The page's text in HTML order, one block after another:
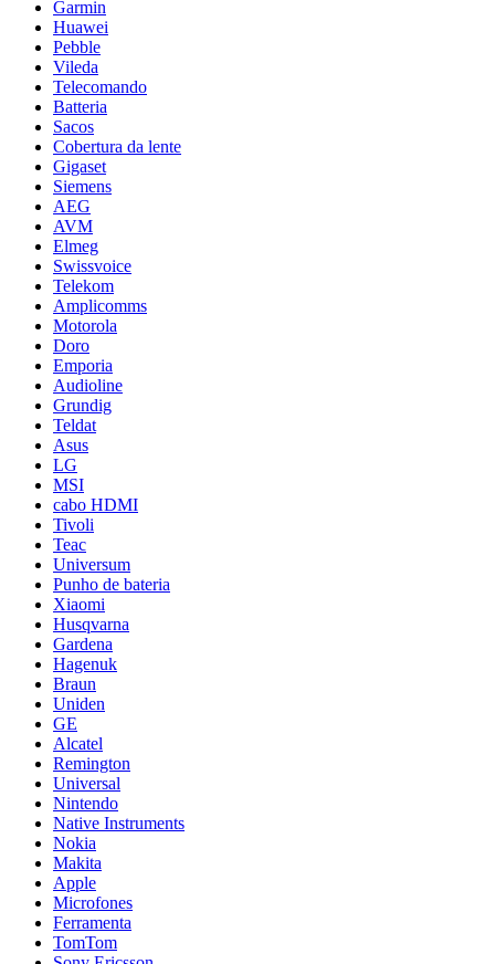
Garmin
Huawei
Pebble
Vileda
Telecomando
Batteria
Sacos
Cobertura da lente
Gigaset
Siemens
AEG
AVM
Elmeg
Swissvoice
Telekom
Amplicomms
Motorola
Doro
Emporia
Audioline
Grundig
Teldat
Asus
LG
MSI
cabo HDMI
Tivoli
Teac
Universum
Punho de bateria
Xiaomi
Husqvarna
Gardena
Hagenuk
Braun
Uniden
GE
Alcatel
Remington
Universal
Nintendo
Native Instruments
Nokia
Makita
Apple
Microfones
Ferramenta
TomTom